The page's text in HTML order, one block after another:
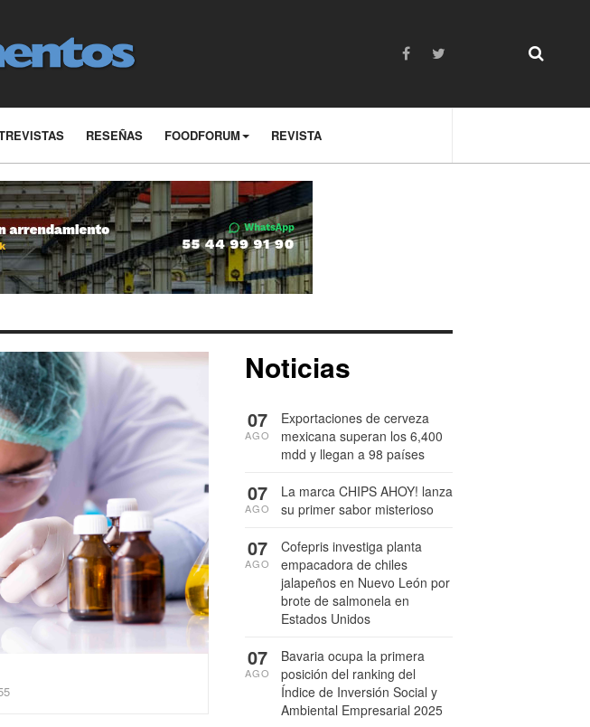
RESEÑAS FOODFORUM REVISTA
Noticias
Exportaciones de cerveza
mexicana superan los 6,400
mdd y llegan a 98 países
07
AGO
La marca CHIPS AHOY! lanza
su primer sabor misterioso
07
AGO
Cofepris investiga planta
empacadora de chiles
jalapeños en Nuevo León por
brote de salmonela en
Estados Unidos
07
AGO
Bavaria ocupa la primera
posición del ranking del
Índice de Inversión Social y
Ambiental Empresarial 2025
07
AGO